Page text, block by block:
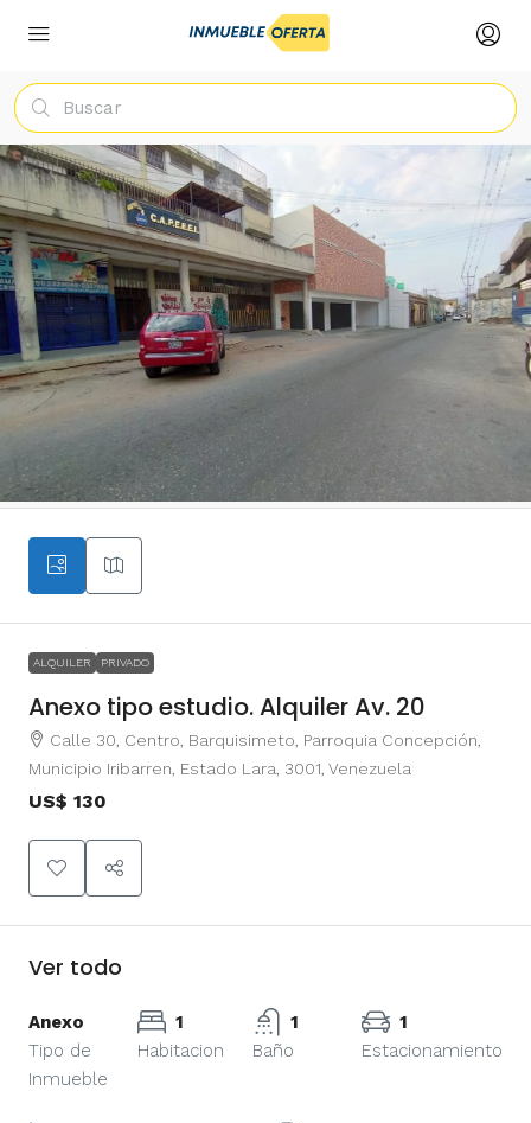
ALQUILER PRIVADO
Anexo tipo estudio. Alquiler Av. 20
Calle 30, Centro, Barquisimeto, Parroquia Concepción,
Municipio Iribarren, Estado Lara, 3001, Venezuela
US$ 130
Ver todo
Anexo
Tipo de
Inmueble
1
Habitacion
1
Baño
1
Estacionamiento